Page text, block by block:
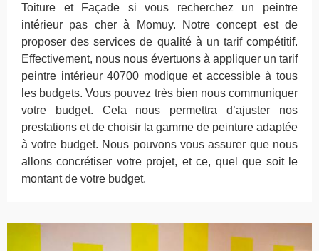
Toiture et Façade si vous recherchez un peintre
intérieur pas cher à Momuy. Notre concept est de
proposer des services de qualité à un tarif compétitif.
Effectivement, nous nous évertuons à appliquer un tarif
peintre intérieur 40700 modique et accessible à tous
les budgets. Vous pouvez très bien nous communiquer
votre budget. Cela nous permettra d’ajuster nos
prestations et de choisir la gamme de peinture adaptée
à votre budget. Nous pouvons vous assurer que nous
allons concrétiser votre projet, et ce, quel que soit le
montant de votre budget.